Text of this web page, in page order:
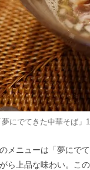
夢にでてきた中華そば
メニューは「夢にで
ら上品な味わい。こ